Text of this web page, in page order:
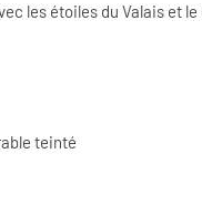
les étoiles du Valais et
teinté